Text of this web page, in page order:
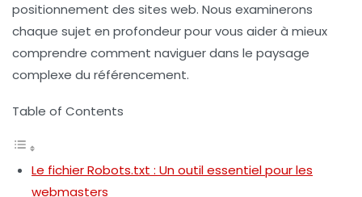
positionnement des sites web. Nous examinerons
chaque sujet en profondeur pour vous aider à mieux
comprendre comment naviguer dans le paysage
complexe du référencement.
Table of Contents
Le fichier Robots.txt : Un outil essentiel pour les
webmasters